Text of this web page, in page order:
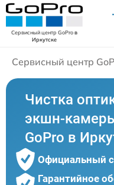
Сервисный центр GoProв
Иркутске
Сервисный центр
Чистка
экшн-
GoPro в
Официальный
Гарантийное